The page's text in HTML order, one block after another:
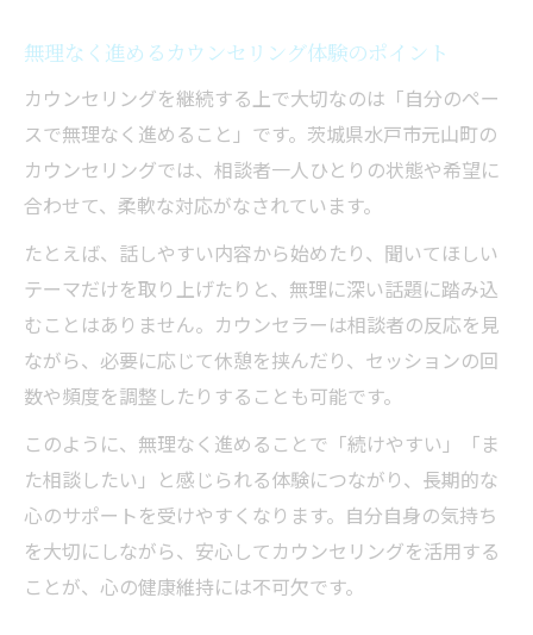
無理なく進めるカウンセリング体験のポイント
カウンセリングを継続する上で大切なのは「自分のペー
スで無理なく進めること」です。茨城県水戸市元山町の
カウンセリングでは、相談者一人ひとりの状態や希望に
合わせて、柔軟な対応がなされています。
たとえば、話しやすい内容から始めたり、聞いてほしい
テーマだけを取り上げたりと、無理に深い話題に踏み込
むことはありません。カウンセラーは相談者の反応を見
ながら、必要に応じて休憩を挟んだり、セッションの回
数や頻度を調整したりすることも可能です。
このように、無理なく進めることで「続けやすい」「ま
た相談したい」と感じられる体験につながり、長期的な
心のサポートを受けやすくなります。自分自身の気持ち
を大切にしながら、安心してカウンセリングを活用する
ことが、心の健康維持には不可欠です。